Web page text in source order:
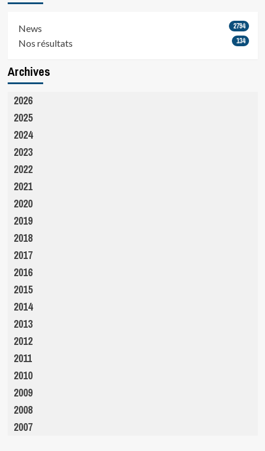
News 2794
Nos résultats 134
Archives
2026
2025
2024
2023
2022
2021
2020
2019
2018
2017
2016
2015
2014
2013
2012
2011
2010
2009
2008
2007